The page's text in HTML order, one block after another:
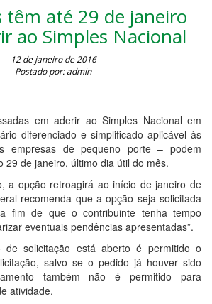
têm até 29 de janeiro
ao Simples Nacional
12 de janeiro de 2016
Postado por: admin
em aderir ao Simples Nacional em
diferenciado e simplificado aplicável às
empresas de pequeno porte – podem
29 de janeiro, último dia útil do mês.
a opção retroagirá ao início de janeiro de
recomenda que a opção seja solicitada
fim de que o contribuinte tenha tempo
eventuais pendências apresentadas”.
de solicitação está aberto é permitido o
salvo se o pedido já houver sido
também não é permitido para
atividade.